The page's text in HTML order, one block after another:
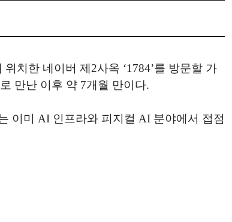
치한 네이버 제2사옥 ‘1784’를 방문할 가
만난 이후 약 7개월 만이다.
이미 AI 인프라와 피지컬 AI 분야에서 접점